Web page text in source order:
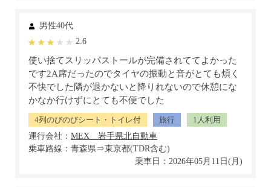
男性40代
2.6
使い捨てスリッパストールが完備されててよかった
です2A席だったのでタイヤの振動と音がとても煩く
不快でした隣が退かないと降りれないので休憩にな
かなか行けずにとても不便でした
4列のびのびシート・トイレ付 旅行
1人利用
運行会社：
乗車路線：青森県⇒東京都(TDR含む)
乗車日：2026年05月11日(月)